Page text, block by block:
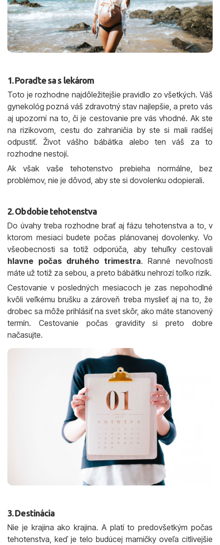
1. Poraďte sa s lekárom
Toto je rozhodne najdôležitejšie pravidlo zo všetkých. Váš
gynekológ pozná váš zdravotný stav najlepšie, a preto vás
aj upozorní na to, či je cestovanie pre vás vhodné. Ak ste
na rizikovom, cestu do zahraničia by ste si mali radšej
odpustiť. Život vášho bábätka alebo ten váš za to
rozhodne nestojí.
Ak však vaše tehotenstvo prebieha normálne, bez
problémov, nie je dôvod, aby ste si dovolenku odopierali.
2. Obdobie tehotenstva
Do úvahy treba rozhodne brať aj fázu tehotenstva a to, v
ktorom mesiaci budete počas plánovanej dovolenky. Vo
všeobecnosti sa totiž odporúča, aby tehuľky cestovali
hlavne počas druhého trimestra. Ranné nevoľnosti
máte už totiž za sebou, a preto bábätku nehrozí toľko rizík.
Cestovanie v posledných mesiacoch je zas nepohodlné
kvôli veľkému brušku a zároveň treba myslieť aj na to, že
drobec sa môže prihlásiť na svet skôr, ako máte stanovený
termín. Cestovanie počas gravidity si preto dobre
načasujte.
3. Destinácia
Nie je krajina ako krajina. A platí to predovšetkým počas
tehotenstva, keď je telo budúcej mamičky oveľa citlivejšie